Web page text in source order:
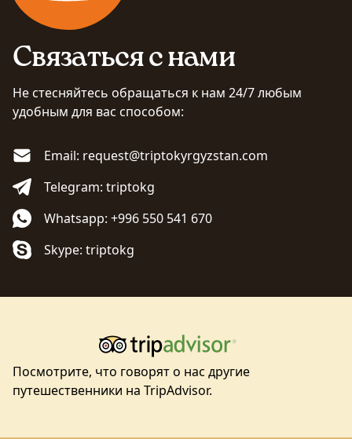
Связаться с нами
Не стесняйтесь обращаться к нам 24/7 любым
удобным для вас способом:
Email: request@triptokyrgyzstan.com
Telegram: triptokg
Whatsapp: +996 550 541 670
Skype: triptokg
Посмотрите, что говорят о нас другие
путешественники на TripAdvisor.